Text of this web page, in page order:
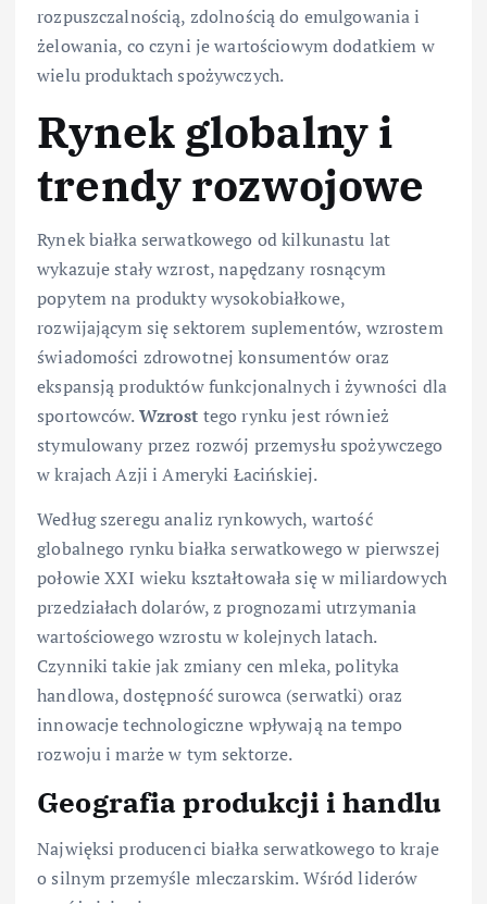
rozpuszczalnością, zdolnością do emulgowania i
żelowania, co czyni je wartościowym dodatkiem w
wielu produktach spożywczych.
Rynek globalny i
trendy rozwojowe
Rynek białka serwatkowego od kilkunastu lat
wykazuje stały wzrost, napędzany rosnącym
popytem na produkty wysokobiałkowe,
rozwijającym się sektorem suplementów, wzrostem
świadomości zdrowotnej konsumentów oraz
ekspansją produktów funkcjonalnych i żywności dla
sportowców.Wzrost tego rynku jest również
stymulowany przez rozwój przemysłu spożywczego
w krajach Azji i Ameryki Łacińskiej.
Według szeregu analiz rynkowych, wartość
globalnego rynku białka serwatkowego w pierwszej
połowie XXI wieku kształtowała się w miliardowych
przedziałach dolarów, z prognozami utrzymania
wartościowego wzrostu w kolejnych latach.
Czynniki takie jak zmiany cen mleka, polityka
handlowa, dostępność surowca (serwatki) oraz
innowacje technologiczne wpływają na tempo
rozwoju i marże w tym sektorze.
Geografia produkcji i handlu
Najwięksi producenci białka serwatkowego to kraje
o silnym przemyśle mleczarskim. Wśród liderów